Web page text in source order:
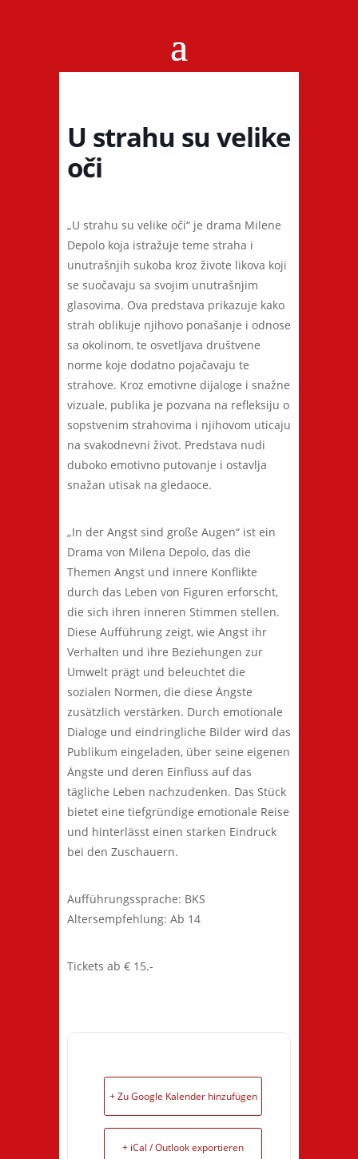
U strahu su velike
oči
„U strahu su velike oči“ je drama Milene
Depolo koja istražuje teme straha i
unutrašnjih sukoba kroz živote likova koji
se suočavaju sa svojim unutrašnjim
glasovima. Ova predstava prikazuje kako
strah oblikuje njihovo ponašanje i odnose
sa okolinom, te osvetljava društvene
norme koje dodatno pojačavaju te
strahove. Kroz emotivne dijaloge i snažne
vizuale, publika je pozvana na refleksiju o
sopstvenim strahovima i njihovom uticaju
na svakodnevni život. Predstava nudi
duboko emotivno putovanje i ostavlja
snažan utisak na gledaoce.
„In der Angst sind große Augen“ ist ein
Drama von Milena Depolo, das die
Themen Angst und innere Konflikte
durch das Leben von Figuren erforscht,
die sich ihren inneren Stimmen stellen.
Diese Aufführung zeigt, wie Angst ihr
Verhalten und ihre Beziehungen zur
Umwelt prägt und beleuchtet die
sozialen Normen, die diese Ängste
zusätzlich verstärken. Durch emotionale
Dialoge und eindringliche Bilder wird das
Publikum eingeladen, über seine eigenen
Ängste und deren Einfluss auf das
tägliche Leben nachzudenken. Das Stück
bietet eine tiefgründige emotionale Reise
und hinterlässt einen starken Eindruck
bei den Zuschauern.
Aufführungssprache: BKS
Altersempfehlung: Ab 14
Tickets ab € 15.-
+ Zu Google Kalender hinzufügen
+ iCal / Outlook exportieren